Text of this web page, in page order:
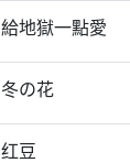
給地獄一點愛
冬の花
红豆